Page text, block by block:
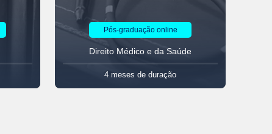
Pós-graduação online
Direito Médico e da Saúde
4 meses de duração